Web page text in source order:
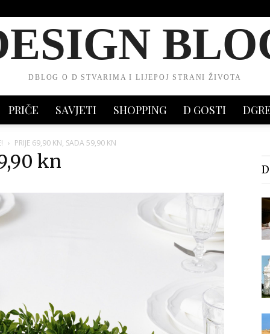
DBLOG O D STVARIMA I LIJEPOJ STRANI ŽIVOTA
PRIČE SAVJETI SHOPPING D GOSTI
PRIJE 69,90 KN, SADA 59,90 KN
kn